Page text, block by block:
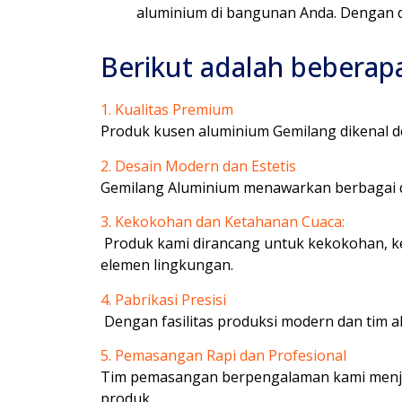
aluminium di bangunan Anda.
Berikut adalah
1. Kualitas Premium
Produk kusen aluminium Gemilang dikenal
2. Desain Modern dan Estetis
Gemilang Aluminium menawarkan
3. Kekokohan dan Ketahanan Cuaca:
Produk kami dirancang untuk kekokohan,
elemen lingkungan.
4. Pabrikasi Presisi
Dengan fasilitas produksi modern dan tim
5. Pemasangan Rapi dan Profesional
Tim pemasangan berpengalaman kami